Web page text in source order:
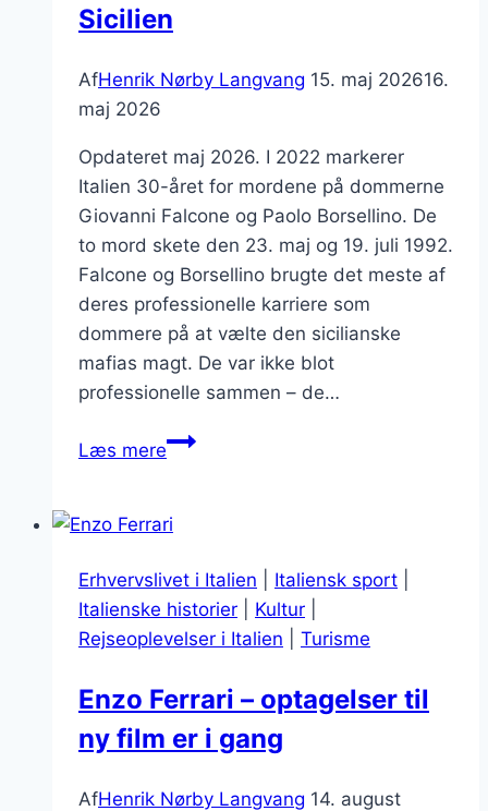
Sicilien
AfHenrik Nørby Langvang 15. maj 202616.
maj 2026
Opdateret maj 2026. I 2022 markerer
Italien 30-året for mordene på dommerne
Giovanni Falcone og Paolo Borsellino. De
to mord skete den 23. maj og 19. juli 1992.
Falcone og Borsellino brugte det meste af
deres professionelle karriere som
dommere på at vælte den sicilianske
mafias magt. De var ikke blot
professionelle sammen – de…
Læs mereGiovanni
Paolo
–
dommerne
fra
Erhvervslivet i Italien Italiensk sport
Italienske historier
Kultur
Rejseoplevelser i Italien
Turisme
Enzo Ferrari – optagelser til
ny film er i gang
AfHenrik Nørby Langvang 14. august